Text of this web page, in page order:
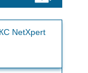
NetXpert